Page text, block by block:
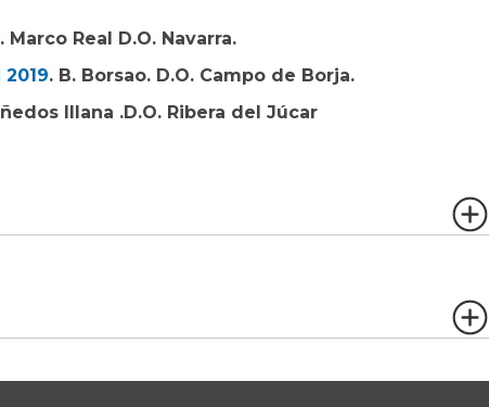
Marco Real D.O. Navarra.
. B. Borsao. D.O. Campo de Borja.
Illana .D.O. Ribera del Júcar